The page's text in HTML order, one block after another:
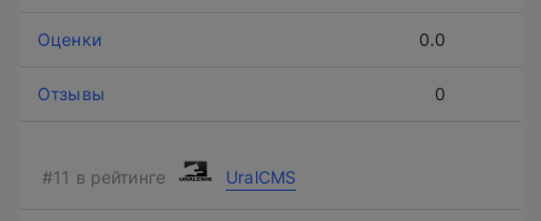
0.0
0
UralCMS